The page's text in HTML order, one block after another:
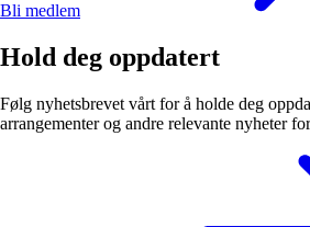
Bli medlem
Hold deg oppdatert
Følg nyhetsbrevet vårt for å holde deg
arrangementer og andre relevante nyheter